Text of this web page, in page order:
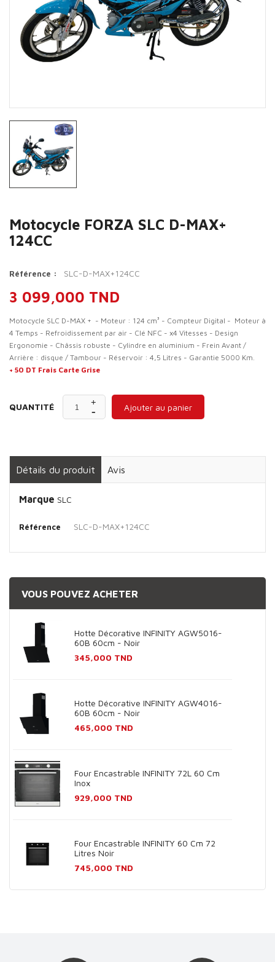
Motocycle FORZA SLC D-MAX+
124CC
Référence : SLC-D-MAX+124CC
3 099,000 TND
Motocycle SLC D-MAX + - Moteur : 124 cm³ - Compteur Digital - Moteur à
4 Temps - Refroidissement par air - Clé NFC - x4 Vitesses - Design
Ergonomie - Châssis robuste - Cylindre en aluminium - Frein Avant /
Arrière : disque / Tambour - Réservoir : 4,5 Litres - Garantie 5000 Km.
+ 50 DT Frais Carte Grise
QUANTITÉ Ajouter au panier
Détails du produit Avis
Marque SLC
Référence SLC-D-MAX+124CC
VOUS POUVEZ ACHETER
Hotte Décorative INFINITY AGW5016-
60B 60cm - Noir
Prix
345,000 TND
Hotte Décorative INFINITY AGW4016-
60B 60cm - Noir
Prix
465,000 TND
Four Encastrable INFINITY 72L 60 Cm
Inox
Prix
929,000 TND
Four Encastrable INFINITY 60 Cm 72
Litres Noir
Prix
745,000 TND